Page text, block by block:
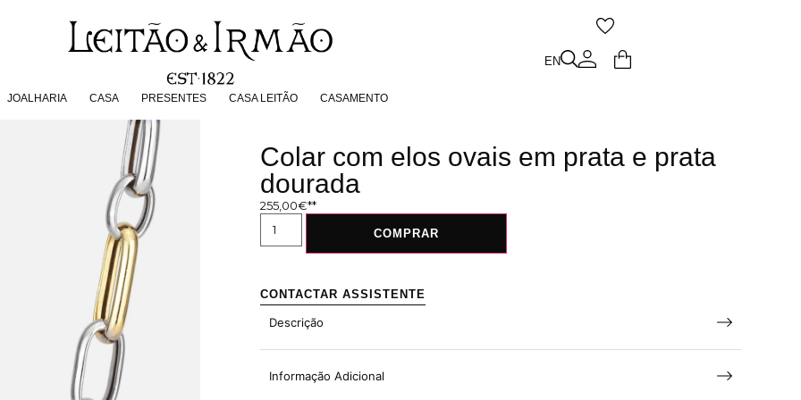
JOALHARIA CASA PRESENTES CASA LEITÃO CASAMENTO
EN
PRESENTES CASA LEITÃO
Colar com elos ovais em prata e prata
dourada
255,00€
COMPRAR
CONTACTAR ASSISTENTE
Descrição
Informação Adicional